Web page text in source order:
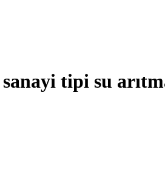
tipi su